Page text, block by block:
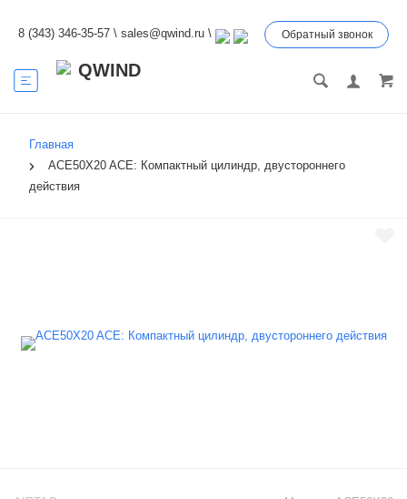
8 (343) 346-35-57 \ sales@qwind.ru \ Обратный звонок
Главная
ACE50X20 ACE: Компактный цилиндр, двустороннего
действия